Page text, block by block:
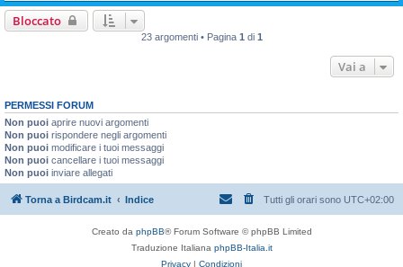
Bloccato
23 argomenti • Pagina 1 di 1
Vai a
PERMESSI FORUM
Non puoi aprire nuovi argomenti
Non puoi rispondere negli argomenti
Non puoi modificare i tuoi messaggi
Non puoi cancellare i tuoi messaggi
Non puoi inviare allegati
Torna a Birdcam.it Indice Tutti gli orari sono UTC+02:00
Creato da phpBB® Forum Software © phpBB Limited
Traduzione Italiana phpBB-Italia.it
Privacy | Condizioni